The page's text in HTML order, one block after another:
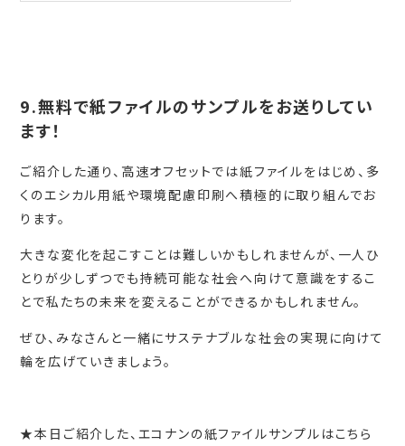
9.無料で紙ファイルのサンプルをお送りしてい
ます！
ご紹介した通り、高速オフセットでは紙ファイルをはじめ、多
くのエシカル用紙や環境配慮印刷へ積極的に取り組んでお
ります。
大きな変化を起こすことは難しいかもしれませんが、一人ひ
とりが少しずつでも持続可能な社会へ向けて意識をするこ
とで私たちの未来を変えることができるかもしれません。
ぜひ、みなさんと一緒にサステナブルな社会の実現に向けて
輪を広げていきましょう。
★本日ご紹介した、エコナンの紙ファイルサンプルはこちら